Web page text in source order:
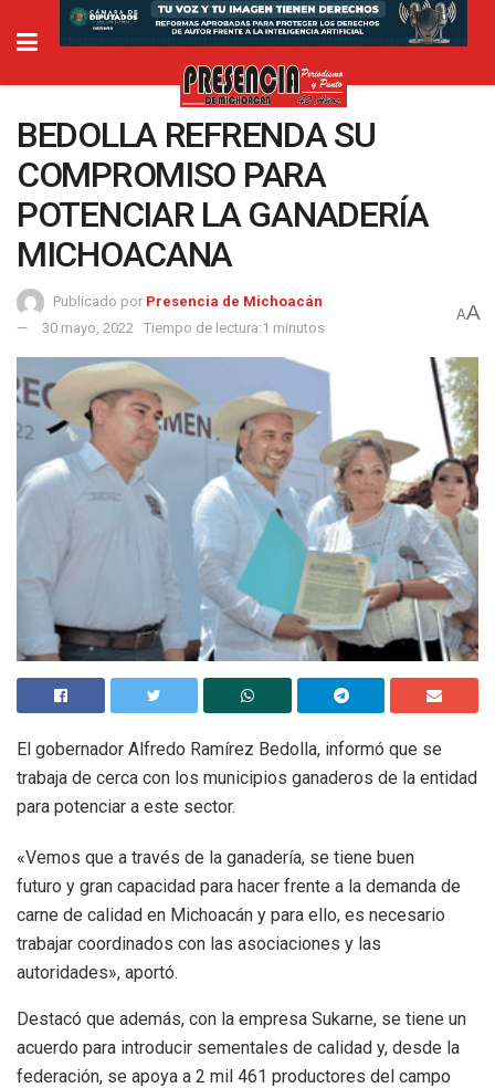
BEDOLLA REFRENDA SU
COMPROMISO PARA
POTENCIAR LA GANADERÍA
MICHOACANA
Publicado por Presencia de Michoacán
30 mayo, 2022
Tiempo de lectura:1 minutos
AA
El gobernador Alfredo Ramírez Bedolla, informó que se
trabaja de cerca con los municipios ganaderos de la entidad
para potenciar a este sector.
«Vemos que a través de la ganadería, se tiene buen
futuro y gran capacidad para hacer frente a la demanda de
carne de calidad en Michoacán y para ello, es necesario
trabajar coordinados con las asociaciones y las
autoridades», aportó.
Destacó que además, con la empresa Sukarne, se tiene un
acuerdo para introducir sementales de calidad y, desde la
federación, se apoya a 2 mil 461 productores del campo